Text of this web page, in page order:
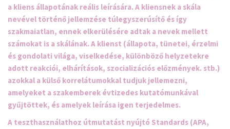
a kliens állapotának reális leírására. A kliensnek a skála
nevével történő jellemzése túlegyszerúsítő és így
szakmaiatlan, ennek elkerülésére adtak a nevek mellett
számokat is a skálának. A klienst (állapota, tünetei, érzelmi
és gondolati világa, viselkedése, különböző helyzetekre
adott reakciói, elhárítások, szocializációs előzmények. stb.)
azokkal a külső korrelátumokkal tudjuk jellemezni,
amelyeket a szakemberek évtizedes kutatómunkával
gyűjtöttek, és amelyek leírása igen terjedelmes.
A teszthasználathoz útmutatást nyújtó Standards (APA,